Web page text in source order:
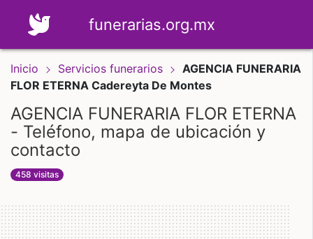
funerarias.org.mx
Inicio Servicios funerarios
AGENCIA FUNERARIA
FLOR ETERNA Cadereyta De Montes
AGENCIA FUNERARIA FLOR ETERNA
- Teléfono, mapa de ubicación y
contacto
458 visitas